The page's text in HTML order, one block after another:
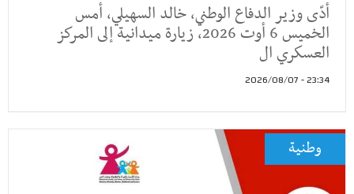
أدّى وزير الدفاع الوطني، خالد السهيلي، أمس
الخميس 6 أوت 2026، زيارة ميدانية إلى المركز
العسكري ال
23:34 - 2026/08/07
وطنية